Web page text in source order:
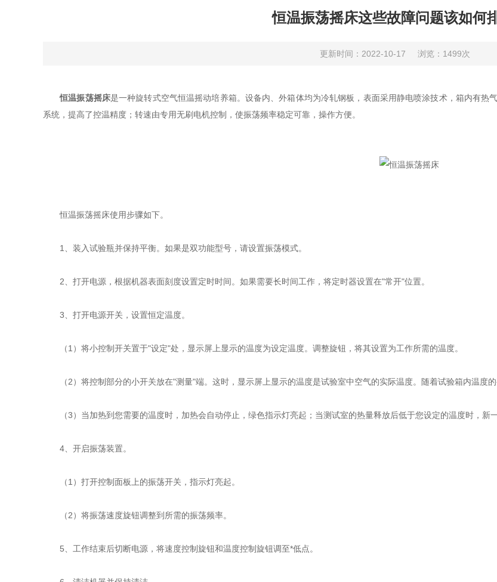
恒温振荡摇床这些故障问题该如何
更新时间：2022-10-17 浏览：1499次
恒温振荡摇床是一种旋转式空气恒温摇动培养箱。设备内、外箱体均为冷轧钢板，表面采用静电喷涂技术，箱内有热
系统，提高了控温精度；转速由专用无刷电机控制，使振荡频率稳定可靠，操作方便。
恒温振荡摇床使用步骤如下。
1、装入试验瓶并保持平衡。如果是双功能型号，请设置振荡模式。
2、打开电源，根据机器表面刻度设置定时时间。如果需要长时间工作，将定时器设置在"常开"位置。
3、打开电源开关，设置恒定温度。
（1）将小控制开关置于"设定"处，显示屏上显示的温度为设定温度。调整旋钮，将其设置为工作所需的温度。
（2）将控制部分的小开关放在"测量"端。这时，显示屏上显示的温度是试验室中空气的实际温度。随着试验箱内温度的
（3）当加热到您需要的温度时，加热会自动停止，绿色指示灯亮起；当测试室的热量释放后低于您设定的温度时，新一
4、开启振荡装置。
（1）打开控制面板上的振荡开关，指示灯亮起。
（2）将振荡速度旋钮调整到所需的振荡频率。
5、工作结束后切断电源，将速度控制旋钮和温度控制旋钮调至*低点。